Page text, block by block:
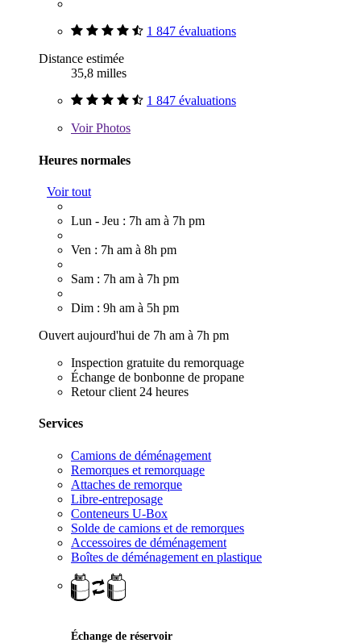
1 847 évaluations
Distance estimée
35,8 milles
1 847 évaluations
VoirPhotos
Heures normales
Voir tout
Lun - Jeu : 7h am à 7h pm
Ven : 7h am à 8h pm
Sam : 7h am à 7h pm
Dim : 9h am à 5h pm
Ouvert aujourd'hui de 7h am à 7h pm
Inspection gratuite du remorquage
Échange de bonbonne de propane
Retour client 24 heures
Services
Camions de déménagement
Remorques et remorquage
Attaches de remorque
Libre-entreposage
Conteneurs U-Box
Solde de camions et de remorques
Accessoires de déménagement
Boîtes de déménagement en plastique
Échange de réservoir